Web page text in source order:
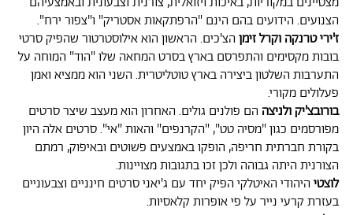
הצנועים. הידועים בהם הינם "הרפתקאות אסטריק" ו"צפור ירח".
ז'ירי טרנקה וקרל זימןהצ'כים. הראשון הוא אילוסטרטור שהפיק סרטי
בובות מקסימים והתפרסם בארץ בסרט המחאה שלו "הוד" המוחה על
התערבות השלטון ביצירה בארץ טוטליטרית. השני הוא ממציא ואמן
פעלולים מקורי.
בורובצ'יק ולניצה הם פולנים גולים. האחרון הוא מעצב שיצר סרטים
מפורסמים כגון "מסיה טט", "הקרנפים" והאות "אי". סרטים אלה היון
בקורת חברתית חריפה, הופקו באמצעים פשוטים ובאיפוק, רמתם
הצורנית היתה גבוהה ולכן זכו בתגובות מצויינות.
לוצטי היהודי האיטלקי הפיק יחד עם ג'יאני סרטים חינניים וצבעוניים
בעזרת קרעי נייר על פי אופרות קלאסיות.